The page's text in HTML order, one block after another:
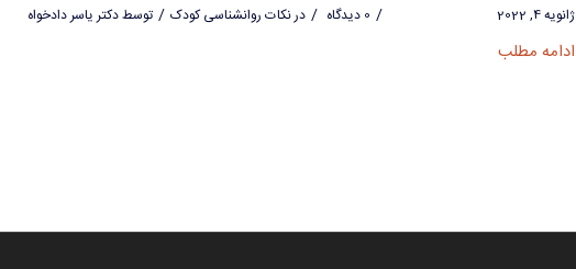
ژانویه 4, 2022 / 0 دیدگاه / درنکات روانشناسی کودک / توسطدکتر یاسر دادخواه
ادامه مطلب